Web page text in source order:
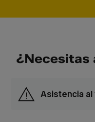
¿Necesitas
Asistencia al